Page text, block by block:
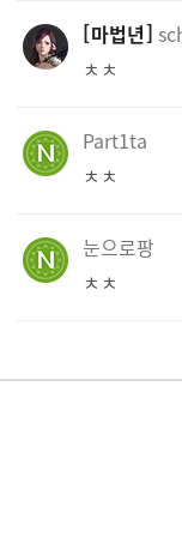
마법년
ㅊㅊ
Part1ta
ㅊㅊ
눈으로팡
ㅊㅊ